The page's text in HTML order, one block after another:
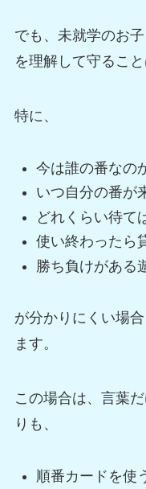
でも、未就学のお
を理解して守るこ
特に、
今は誰の番なの
いつ自分の番が
どれくらい待て
使い終わったら
勝ち負けがある
が分かりにくい場
ます。
この場合は、言葉
りも、
順番カードを使